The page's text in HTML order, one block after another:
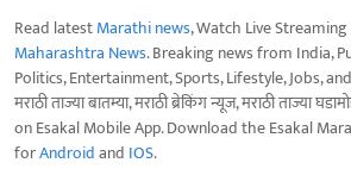
Read latestMarathi news, Watch Live
Maharashtra News. Breaking news from India,
Politics, Entertainment, Sports, Lifestyle, Jobs,
मराठी ताज्या बातम्या, मराठी ब्रेकिंग न्यूज, मराठी ताज्या
on Esakal Mobile App. Download the Esakal
forAndroidand IOS.